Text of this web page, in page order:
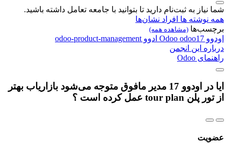
شما نیاز به ثبت‌نام دارید تا بتوانید با جامعه تعامل داشته باشید.
همه نوشته ها افراد نشان‌ها
برچسب‌ها (مشاهده همه)
اودوو Odoo odoo17 ادوو odoo-product-management
درباره این انجمن
راهنمای Odoo
ایا در اودوو 17 مدیر مافوق متوجه می‌شود بازاریاب بهتر
از تور پلن tour plan عمل کرده است ؟
عضویت